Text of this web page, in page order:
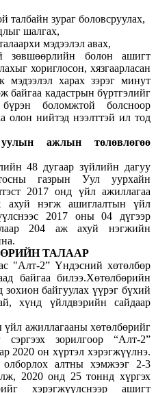
талбайн зураг боловсруулах,
шалгах,
мэдээлэл авах,
зөвшөөрлийн болон ашигт
хориглосон, хязгаарласан
мэдээлэл харах зэрэг минут
байгаа кадастрын бүртгэлийг
боломжтой болсноор
олон нийтэд нээлттэй ил тод
ажлын төлөвлөгөө
48 дугаар зүйлийн дагуу
газрын Уул уурхайн
2017 онд үйл ажиллагаа
ахуй нэгж ашиглалтын үйл
2017 оны 04 дүгээр
204 аж ахуй нэгжийн
ТАЛААР
"Алт-2” Үндэсний хөтөлбөр
байгаа билээ.Хөтөлбөрийн
байгуулах үүрэг бүхий
хүнд үйлдвэрийн сайдаар
ажиллагааны хөтөлбөрийг
сэргээх зорилгоор “Алт-2”
2020 он хүртэл хэрэгжүүлнэ.
алтны хэмжээг 2-3
2020 онд 25 тоннд хүргэх
хэрэгжүүлснээр ашигт